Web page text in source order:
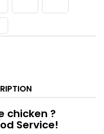
chicken ?
Service!